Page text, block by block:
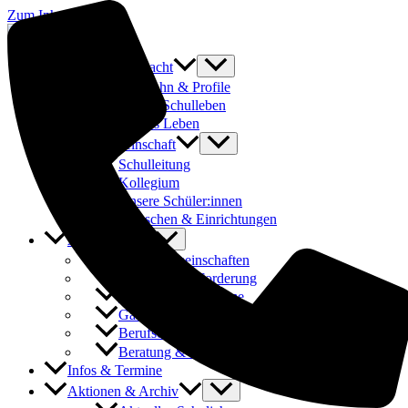
Zum Inhalt springen
Was uns ausmacht
Laufbahn & Profile
Buntes Schulleben
Fit fürs Leben
Schulgemeinschaft
Schulleitung
Kollegium
Unsere Schüler:innen
Menschen & Einrichtungen
Angebote
Arbeitsgemeinschaften
Förderung & Forderung
Austauschprogramme
Ganztages- und Hausaufgabenbetreuung
Berufsorientierung & Praktika
Beratung & Schulsozialarbeit
Infos & Termine
Aktionen & Archiv